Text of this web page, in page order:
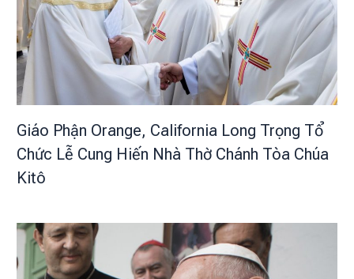
Giáo Phận Orange, California Long Trọng Tổ
Chức Lễ Cung Hiến Nhà Thờ Chánh Tòa Chúa
Kitô